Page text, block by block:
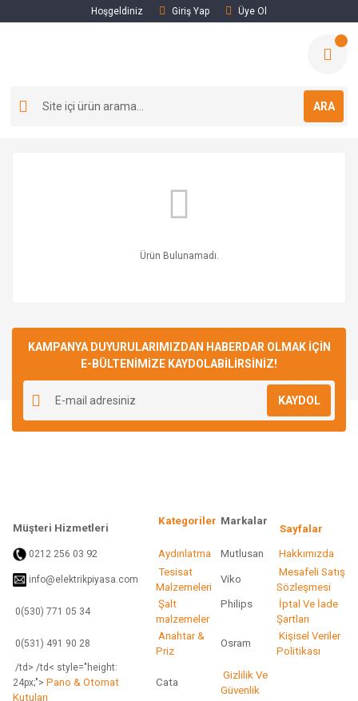
Hoşgeldiniz Giriş Yap Üye Ol
ARA
Ürün Bulunamadı.
KAMPANYA DUYURULARIMIZDAN HABERDAR OLMAK İÇİN
E-BÜLTENİMİZE KAYDOLABİLİRSİNİZ!
KAYDOL
Müşteri Hizmetleri
Kategoriler Markalar
Sayfalar
0212 256 03 92 Aydınlatma Mutlusan Hakkımızda
info@elektrikpiyasa.com
Tesisat
Malzemeleri
Viko
Mesafeli Satış
Sözleşmesi
0(530) 771 05 34
Şalt
malzemeler
Philips
İptal Ve İade
Şartları
0(531) 491 90 28
Anahtar &
Priz
Osram
Kişisel Veriler
Politikası
/td> /td< style="height:
24px;"> Pano & Otomat
Kutuları
Cata
Gizlilik Ve
Güvenlik